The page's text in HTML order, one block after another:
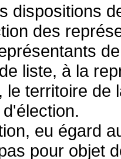
dispositions
des
liste, à la
le territoire de
eu égard
pour objet